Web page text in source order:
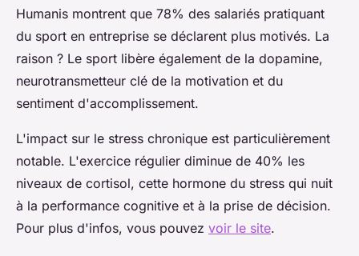
Humanis montrent que 78% des salariés pratiquant
du sport en entreprise se déclarent plus motivés. La
raison ? Le sport libère également de la dopamine,
neurotransmetteur clé de la motivation et du
sentiment d'accomplissement.
L'impact sur le stress chronique est particulièrement
notable. L'exercice régulier diminue de 40% les
niveaux de cortisol, cette hormone du stress qui nuit
à la performance cognitive et à la prise de décision.
Pour plus d'infos, vous pouvez voir le site.